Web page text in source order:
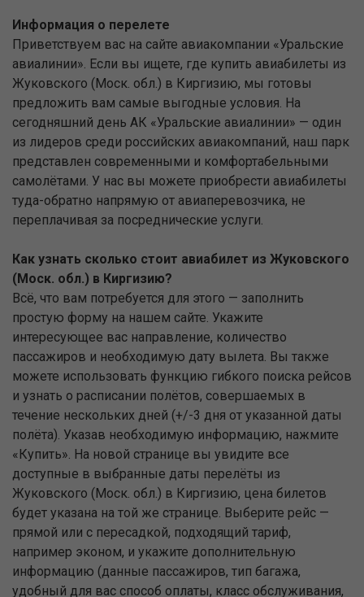
Информация о перелете
Приветствуем вас на сайте авиакомпании «Уральские
авиалинии». Если вы ищете, где купить авиабилеты из
Жуковского (Моск. обл.) в Киргизию, мы готовы
предложить вам самые выгодные условия. На
сегодняшний день АК «Уральские авиалинии» — один
из лидеров среди российских авиакомпаний, наш парк
представлен современными и комфортабельными
самолётами. У нас вы можете приобрести авиабилеты
туда-обратно напрямую от авиаперевозчика, не
переплачивая за посреднические услуги.
Как узнать сколько стоит авиабилет из Жуковского
(Моск. обл.) в Киргизию?
Всё, что вам потребуется для этого — заполнить
простую форму на нашем сайте. Укажите
интересующее вас направление, количество
пассажиров и необходимую дату вылета. Вы также
можете использовать функцию гибкого поиска рейсов
и узнать о расписании полётов, совершаемых в
течение нескольких дней (+/-3 дня от указанной даты
полёта). Указав необходимую информацию, нажмите
«Купить». На новой странице вы увидите все
доступные в выбранные даты перелёты из
Жуковского (Моск. обл.) в Киргизию, цена билетов
будет указана на той же странице. Выберите рейс —
прямой или с пересадкой, подходящий тариф,
например эконом, и укажите дополнительную
информацию (данные пассажиров, тип багажа,
удобный для вас способ оплаты, класс обслуживания,